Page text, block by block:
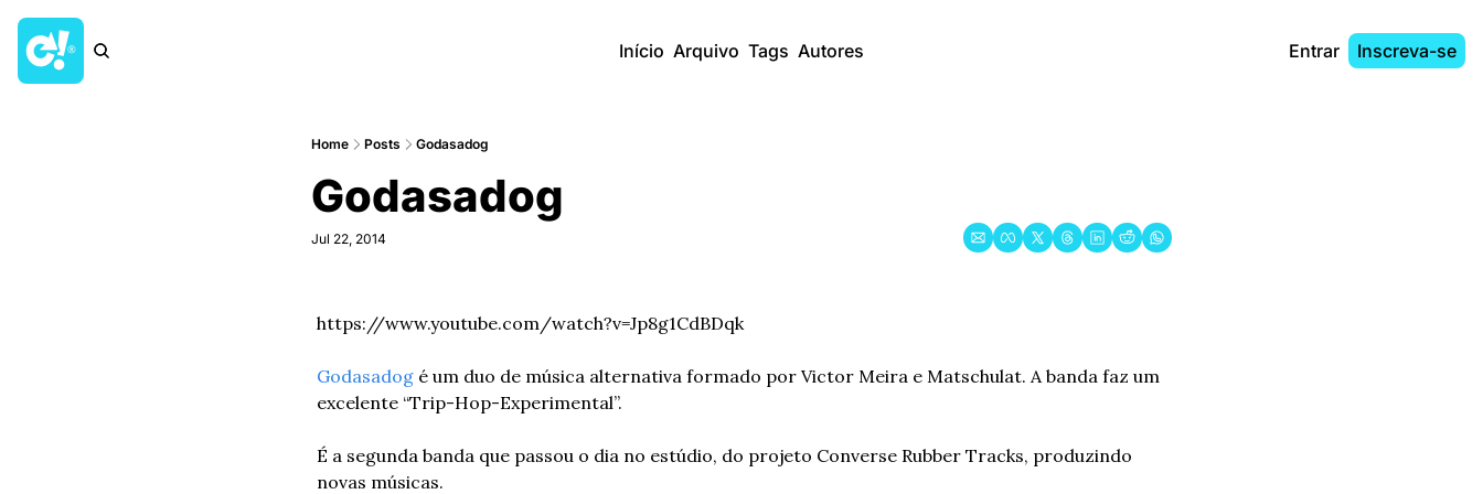
Início Arquivo Tags Autores Entrar Inscreva-se
Home Posts Godasadog
Godasadog
Jul 22, 2014
https://www.youtube.com/watch?v=Jp8g1CdBDqk
Godasadog é um duo de música alternativa formado por Victor Meira e Matschulat. A banda faz um
excelente “Trip-Hop-Experimental”.
É a segunda banda que passou o dia no estúdio, do projeto Converse Rubber Tracks, produzindo
novas músicas.